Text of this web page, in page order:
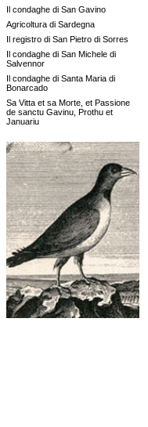
Il condaghe di San Gavino
Agricoltura di Sardegna
Il registro di San Pietro di Sorres
Il condaghe di San Michele di
Salvennor
Il condaghe di Santa Maria di
Bonarcado
Sa Vitta et sa Morte, et Passione
de sanctu Gavinu, Prothu et
Januariu